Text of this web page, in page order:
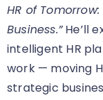
HR of
Business.”He’ll
intelligent HR
work — moving
strategic